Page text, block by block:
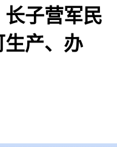
子营军民
产、办